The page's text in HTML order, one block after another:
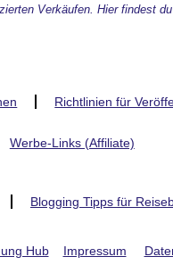
Verkäufen. Hier findest
Richtlinien für
Werbe-Links (Affiliate)
Blogging Tipps für
Hub Impressum